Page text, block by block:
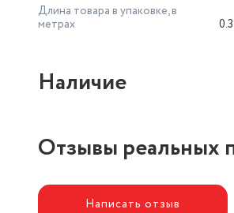
Длина товара в упаковке, в
метрах
Наличие
Отзывы реальных
Написать отзыв